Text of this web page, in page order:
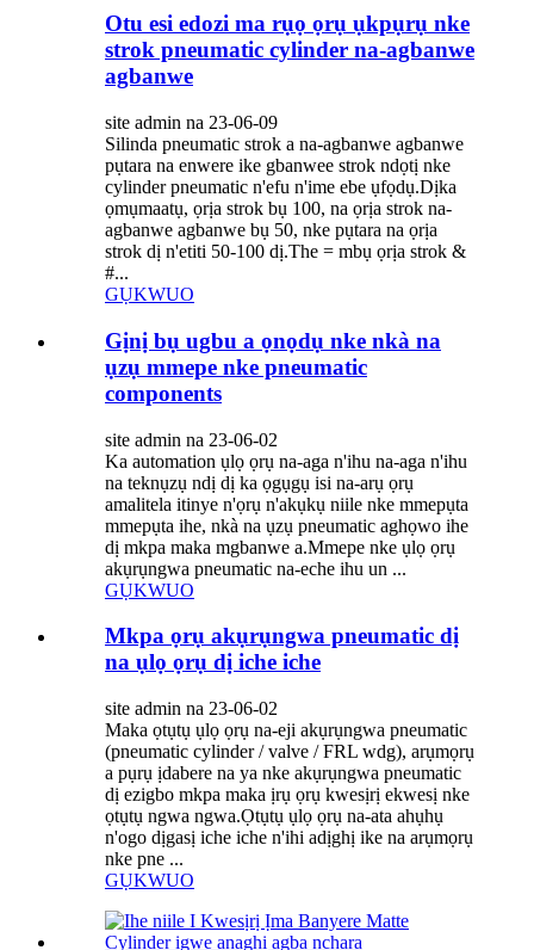
Otu esi edozi ma rụọ ọrụ ụkpụrụ nke
strok pneumatic cylinder na-agbanwe
agbanwe
site admin na 23-06-09
Silinda pneumatic strok a na-agbanwe agbanwe
pụtara na enwere ike gbanwee strok ndọtị nke
cylinder pneumatic n'efu n'ime ebe ụfọdụ.Dịka
ọmụmaatụ, ọrịa strok bụ 100, na ọrịa strok na-
agbanwe agbanwe bụ 50, nke pụtara na ọrịa
strok dị n'etiti 50-100 dị.The = mbụ ọrịa strok &
#...
GỤKWUO
Gịnị bụ ugbu a ọnọdụ nke nkà na
ụzụ mmepe nke pneumatic
components
site admin na 23-06-02
Ka automation ụlọ ọrụ na-aga n'ihu na-aga n'ihu
na teknụzụ ndị dị ka ọgụgụ isi na-arụ ọrụ
amalitela itinye n'ọrụ n'akụkụ niile nke mmepụta
mmepụta ihe, nkà na ụzụ pneumatic aghọwo ihe
dị mkpa maka mgbanwe a.Mmepe nke ụlọ ọrụ
akụrụngwa pneumatic na-eche ihu un ...
GỤKWUO
Mkpa ọrụ akụrụngwa pneumatic dị
na ụlọ ọrụ dị iche iche
site admin na 23-06-02
Maka ọtụtụ ụlọ ọrụ na-eji akụrụngwa pneumatic
(pneumatic cylinder / valve / FRL wdg), arụmọrụ
a pụrụ ịdabere na ya nke akụrụngwa pneumatic
dị ezigbo mkpa maka ịrụ ọrụ kwesịrị ekwesị nke
ọtụtụ ngwa ngwa.Ọtụtụ ụlọ ọrụ na-ata ahụhụ
n'ogo dịgasị iche iche n'ihi adịghị ike na arụmọrụ
nke pne ...
GỤKWUO